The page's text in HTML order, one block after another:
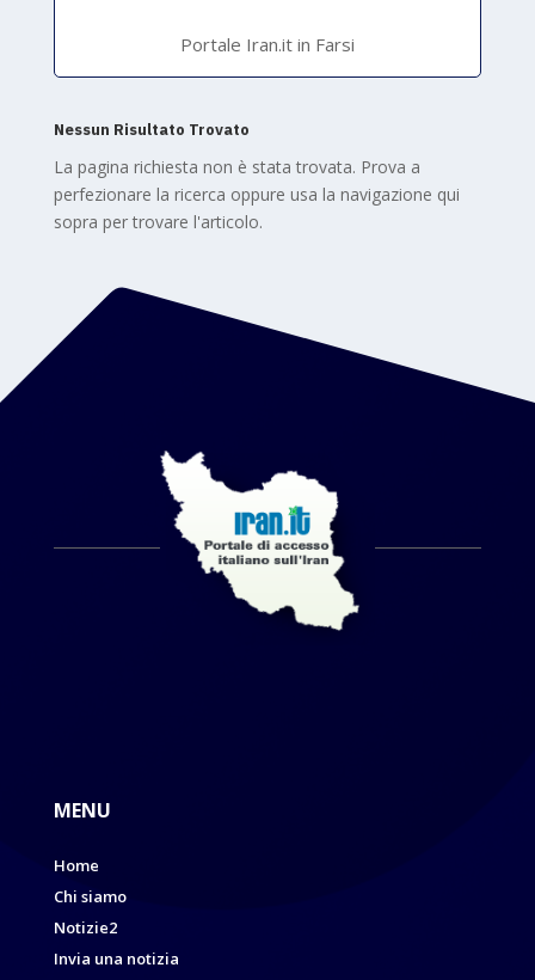
Portale Iran.it in Farsi
Nessun Risultato Trovato
La pagina richiesta non è stata trovata. Prova a
perfezionare la ricerca oppure usa la navigazione qui
sopra per trovare l'articolo.
MENU
Home
Chi siamo
Notizie2
Invia una notizia